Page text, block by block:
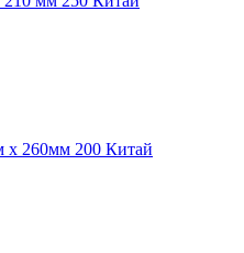
x 260мм 200 Китай